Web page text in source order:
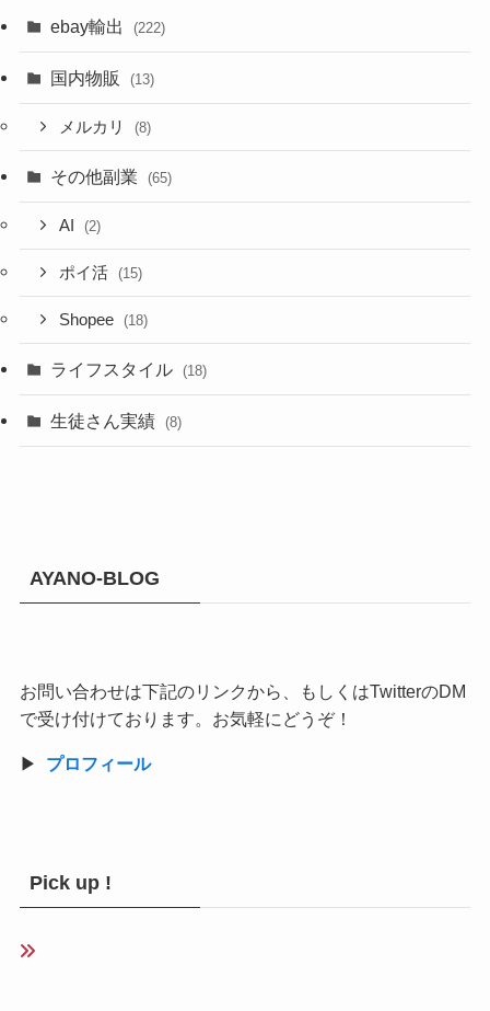
ebay輸出 (222)
国内物販 (13)
メルカリ (8)
その他副業 (65)
AI (2)
ポイ活 (15)
Shopee (18)
ライフスタイル (18)
生徒さん実績 (8)
AYANO-BLOG
お問い合わせは下記のリンクから、もしくはTwitterのDM
で受け付けております。お気軽にどうぞ！
▶︎ プロフィール
Pick up !